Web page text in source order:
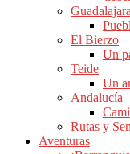
Guadalajara
El Bierzo
Un
Teide
Un
Andalucía
Rutas y
Aventuras